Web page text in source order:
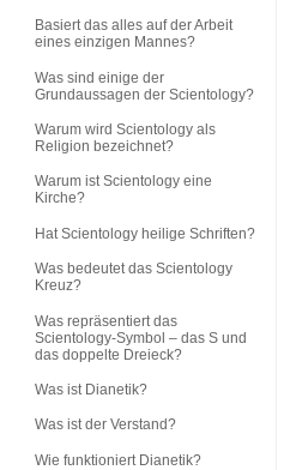
Basiert das alles auf der Arbeit
eines einzigen Mannes?
Was sind einige der
Grundaussagen der Scientology?
Warum wird Scientology als
Religion bezeichnet?
Warum ist Scientology eine
Kirche?
Hat Scientology heilige Schriften?
Was bedeutet das Scientology
Kreuz?
Was repräsentiert das
Scientology-Symbol – das S und
das doppelte Dreieck?
Was ist Dianetik?
Was ist der Verstand?
Wie funktioniert Dianetik?